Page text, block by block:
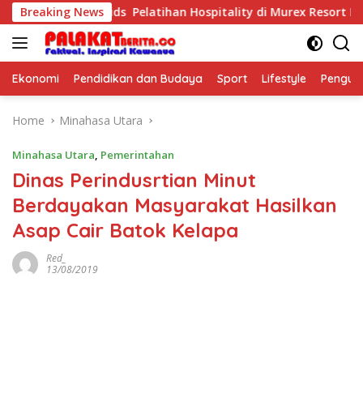
Skip
to
content
Breaking NewsKids Pelatihan Hospitality di Murex Resort Kalasey
Ekonomi Pendidikan dan Budaya Sport Lifestyle
Home Minahasa Utara
Minahasa Utara, Pemerintahan
Dinas Perindusrtian Minut
Berdayakan Masyarakat Hasilkan
Asap Cair Batok Kelapa
Red_
13/08/2019